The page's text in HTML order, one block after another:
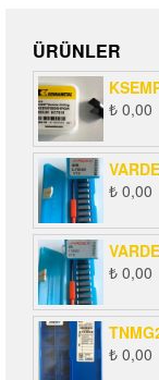
ÜRÜNLER
₺ 0,00
₺ 0,00
₺ 0,00
₺ 0,00